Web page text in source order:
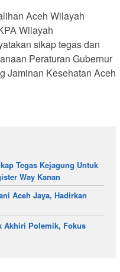
Aceh Wilayah
Wilayah
sikap tegas dan
Peraturan Gubernur
Jaminan Kesehatan Aceh
Tegas Kejagung Untuk
Way Kanan
Aceh Jaya, Hadirkan
Akhiri Polemik, Fokus